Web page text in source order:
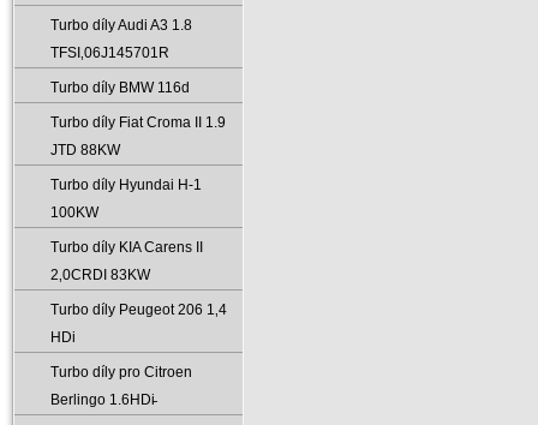
Turbo díly Audi A3 1.8
TFSI‚06J145701R
Turbo díly BMW 116d
Turbo díly Fiat Croma II 1.9
JTD 88KW
Turbo díly Hyundai H-1
100KW
Turbo díly KIA Carens II
2‚0CRDI 83KW
Turbo díly Peugeot 206 1‚4
HDi
Turbo díly pro Citroen
Berlingo 1.6HDi̵